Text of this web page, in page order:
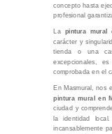
concepto hasta
profesional
Lapintura mural
carácter y
tienda o una
excepcionales,
comprobada en el
En Masmural, nos
pintura mural en
ciudad y
la identidad
incansablemente